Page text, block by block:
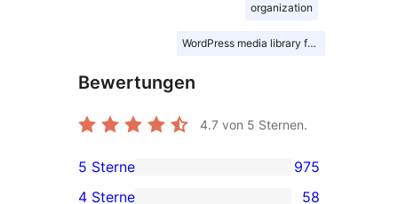
organization
WordPress media library folders
Bewertungen
4.7 von 5 Sternen.
975 5-
5 Sterne 975
4 Sterne 58